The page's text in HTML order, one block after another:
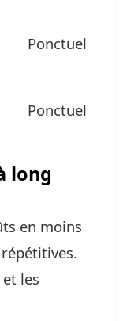
Ponctuel
Ponctuel
long
en moins
les